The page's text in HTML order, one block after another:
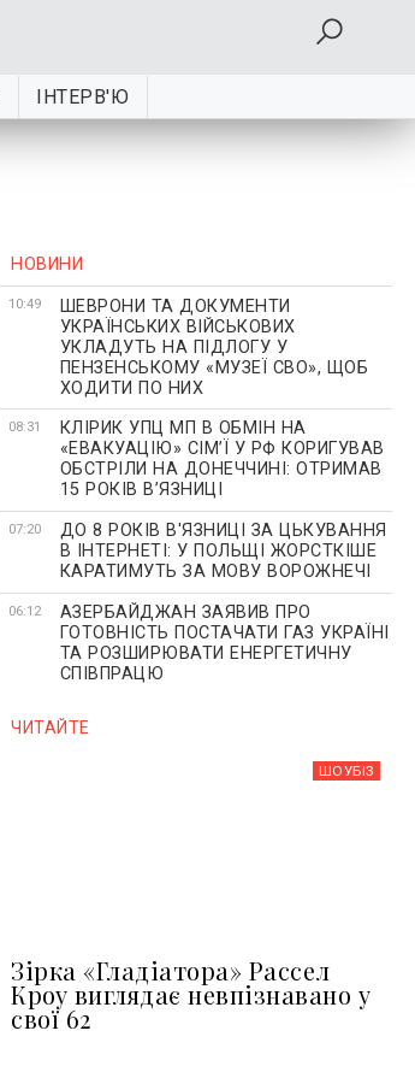
ІНТЕРВ'Ю
НОВИНИ
10:49
ШЕВРОНИ ТА ДОКУМЕНТИ
УКРАЇНСЬКИХ ВІЙСЬКОВИХ
УКЛАДУТЬ НА ПІДЛОГУ У
ПЕНЗЕНСЬКОМУ «МУЗЕЇ СВО», ЩОБ
ХОДИТИ ПО НИХ
08:31
КЛІРИК УПЦ МП В ОБМІН НА
«ЕВАКУАЦІЮ» СІМʼЇ У РФ КОРИГУВАВ
ОБСТРІЛИ НА ДОНЕЧЧИНІ: ОТРИМАВ
15 РОКІВ ВʼЯЗНИЦІ
07:20
ДО 8 РОКІВ В'ЯЗНИЦІ ЗА ЦЬКУВАННЯ
В ІНТЕРНЕТІ: У ПОЛЬЩІ ЖОРСТКІШЕ
КАРАТИМУТЬ ЗА МОВУ ВОРОЖНЕЧІ
06:12
АЗЕРБАЙДЖАН ЗАЯВИВ ПРО
ГОТОВНІСТЬ ПОСТАЧАТИ ГАЗ УКРАЇНІ
ТА РОЗШИРЮВАТИ ЕНЕРГЕТИЧНУ
СПІВПРАЦЮ
ЧИТАЙТЕ
ШОУБIЗ
Зірка «Гладіатора» Рассел
Кроу виглядає невпізнавано у
свої 62